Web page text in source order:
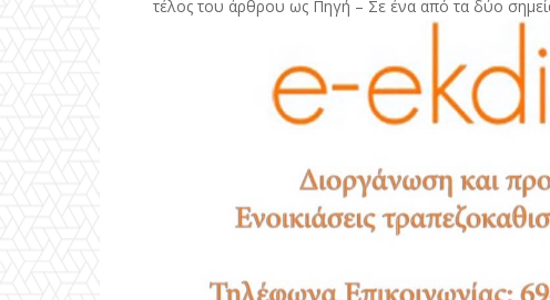
τέλος του άρθρου ως Πηγή – Σε ένα από τα δύο